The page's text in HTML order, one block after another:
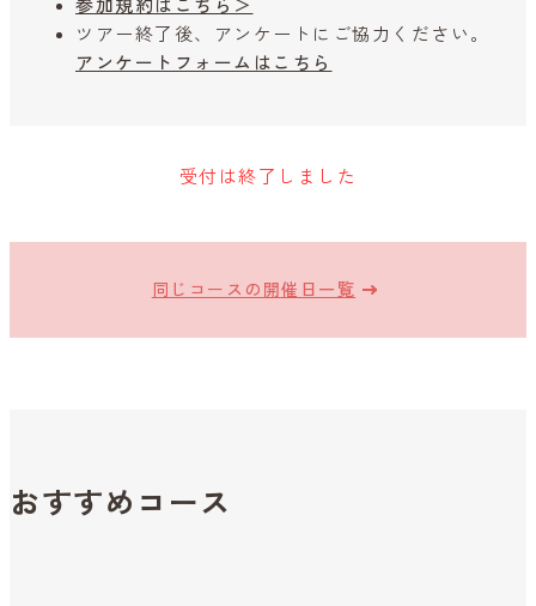
参加規約はこちら＞
ツアー終了後、アンケートにご協力ください。
アンケートフォームはこちら
受付は終了しました
同じコースの開催日一覧
おすすめコース